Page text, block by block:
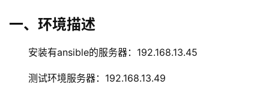
一、环境描述
安装有ansible的服务器：192.168.13.45
测试环境服务器：192.168.13.49